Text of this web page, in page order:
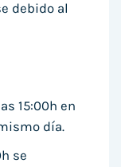
debido al
15:00h en
día.
se